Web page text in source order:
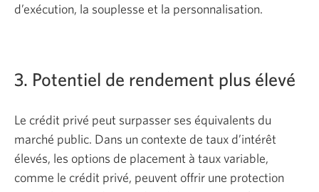
d’exécution, la souplesse et la personnalisation.
3. Potentiel de rendement plus élevé
Le crédit privé peut surpasser ses équivalents du
marché public. Dans un contexte de taux d’intérêt
élevés, les options de placement à taux variable,
comme le crédit privé, peuvent offrir une protection